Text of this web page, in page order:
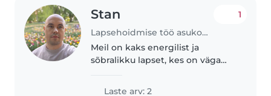
Stan
Lapsehoidmise töö asukohas Tabasalu
1
Meil on kaks energilist ja
sõbralikku lapset, kes on väga
Laste arv: 2